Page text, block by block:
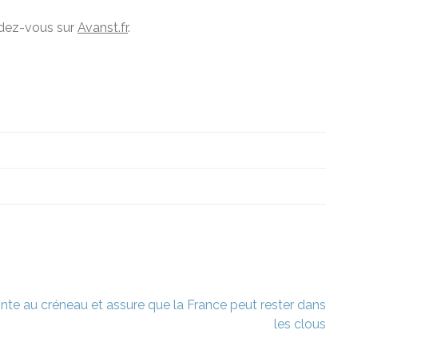
vous sur Avanst.fr.
au créneau et assure que la France peut rester dans
les clous